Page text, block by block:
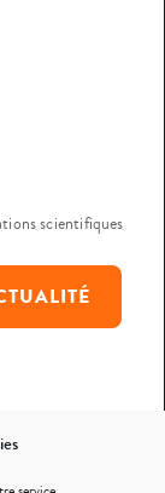
scientifiques